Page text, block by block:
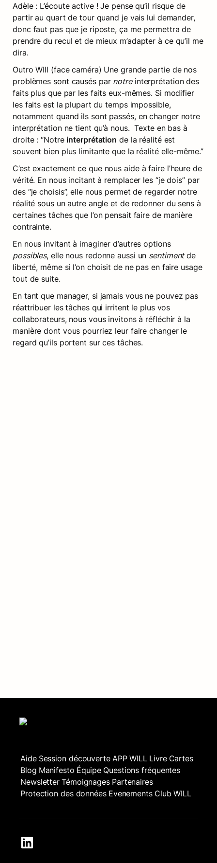
Adèle : L’écoute active ! Je pense qu’il risque de
partir au quart de tour quand je vais lui demander,
donc faut pas que je riposte, ça me permettra de
prendre du recul et de mieux m’adapter à ce qu’il me
dira.
Outro WIll (face caméra) Une grande partie de nos
problèmes sont causés par notre interprétation des
faits plus que par les faits eux-mêmes. Si modifier
les faits est la plupart du temps impossible,
notamment quand ils sont passés, en changer notre
interprétation ne tient qu’à nous.  Texte en bas à
droite : “Notre interprétation de la réalité est
souvent bien plus limitante que la réalité elle-même.”
C’est exactement ce que nous aide à faire l’heure de
vérité. En nous incitant à remplacer les “je dois” par
des “je choisis”, elle nous permet de regarder notre
réalité sous un autre angle et de redonner du sens à
certaines tâches que l’on pensait faire de manière
contrainte.
En nous invitant à imaginer d’autres options
possibles, elle nous redonne aussi un sentiment de
liberté, même si l’on choisit de ne pas en faire usage
tout de suite.
En tant que manager, si jamais vous ne pouvez pas
réattribuer les tâches qui irritent le plus vos
collaborateurs, nous vous invitons à réfléchir à la
manière dont vous pourriez leur faire changer le
regard qu’ils portent sur ces tâches.
Aide Session découverte APP WILL Livre Cartes
Blog Manifesto Équipe Questions fréquentes
Newsletter Témoignages Partenaires
Protection des données Evenements Club WILL